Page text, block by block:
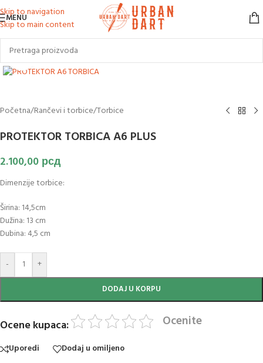
Skip to navigation
Skip to main content
MENU
Klikni za uvećanje slike
Početna/Rančevi i torbice/Torbice
PROTEKTOR TORBICA A6 PLUS
2.100,00 рсд
Dimenzije torbice:
Širina: 14,5cm
Dužina: 13 cm
Dubina: 4,5 cm
- +
DODAJ U KORPU
Ocene kupaca: Ocenite
Uporedi Dodaj u omiljeno